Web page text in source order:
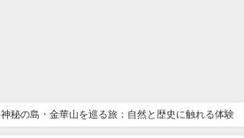
神秘の島・金華山を巡る旅：自然と歴史に触れる体験